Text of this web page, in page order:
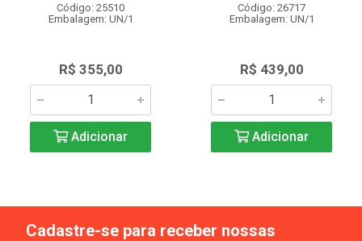
Código: 25510
Embalagem: UN/1
R$ 355,00
Adicionar
Código: 26717
Embalagem: UN/1
R$ 439,00
Adicionar
Cadastre-se para receber nossas